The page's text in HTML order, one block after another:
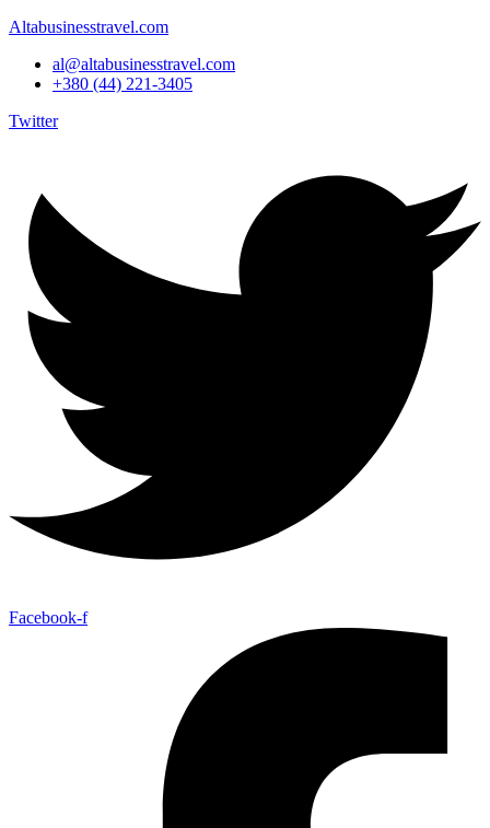
Altabusinesstravel.com
al@altabusinesstravel.com
+380 (44) 221-3405
Twitter
Facebook-f